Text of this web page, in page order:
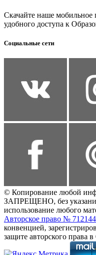
Скачайте наше мобильное
удобного доступа к
Социальные сети
© Копирование любой
ЗАПРЕЩЕНО, без
использование любого
Авторское право №
конвенцией,
защите авторского